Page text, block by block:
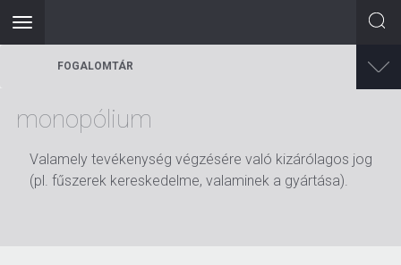
Toggle
navigation
FOGALOMTÁR
monopólium
Valamely tevékenység végzésére való kizárólagos jog
(pl. fűszerek kereskedelme, valaminek a gyártása).